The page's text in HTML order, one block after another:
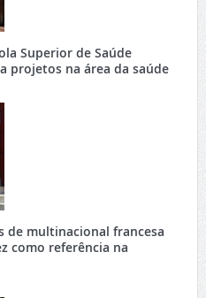
Superior de Saúde
projetos na área da saúde
de multinacional francesa
como referência na